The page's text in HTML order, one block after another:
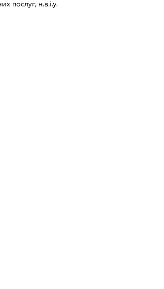
послуг, н.в.і.у.